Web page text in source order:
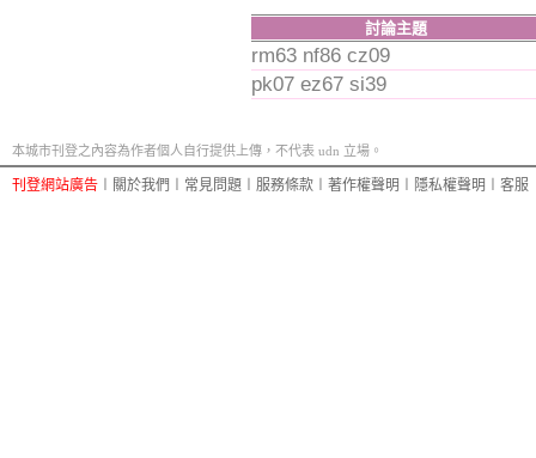
討論主題
rm63 nf86 cz09
pk07 ez67 si39
本城市刊登之內容為作者個人自行提供上傳，不代表 udn 立場。
刊登網站廣告 關於我們 常見問題 服務條款 著作權聲明 隱私權聲明 客服